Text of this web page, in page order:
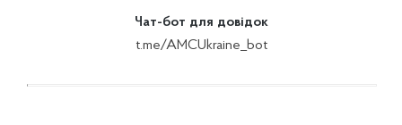
Чат-бот для довідок
t.me/AMCUkraine_bot